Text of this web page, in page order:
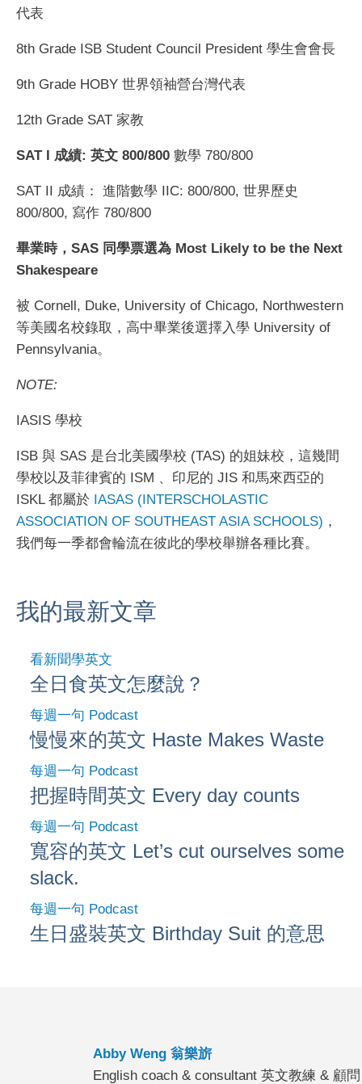
代表
8th Grade ISB Student Council President 學生會會長
9th Grade HOBY 世界領袖營台灣代表
12th Grade SAT 家教
SAT I 成績: 英文 800/800 數學 780/800
SAT II 成績： 進階數學 IIC: 800/800, 世界歷史
800/800, 寫作 780/800
畢業時，SAS 同學票選為 Most Likely to be the Next
Shakespeare
被 Cornell, Duke, University of Chicago, Northwestern
等美國名校錄取，高中畢業後選擇入學 University of
Pennsylvania。
NOTE:
IASIS 學校
ISB 與 SAS 是台北美國學校 (TAS) 的姐妹校，這幾間
學校以及菲律賓的 ISM 、印尼的 JIS 和馬來西亞的
ISKL 都屬於 IASAS (INTERSCHOLASTIC
ASSOCIATION OF SOUTHEAST ASIA SCHOOLS) ，
我們每一季都會輪流在彼此的學校舉辦各種比賽。
我的最新文章
看新聞學英文
全日食英文怎麼說？
每週一句 Podcast
慢慢來的英文 Haste Makes Waste
每週一句 Podcast
把握時間英文 Every day counts
每週一句 Podcast
寬容的英文 Let’s cut ourselves some
slack.
每週一句 Podcast
生日盛裝英文 Birthday Suit 的意思
Abby Weng 翁樂旂
English coach & consultant 英文教練 & 顧問